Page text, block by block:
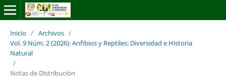
Inicio / Archivos /
Vol. 9 Núm. 2 (2026): Anfibios y Reptiles: Diversidad e Historia
Natural
/
Notas de Distribución